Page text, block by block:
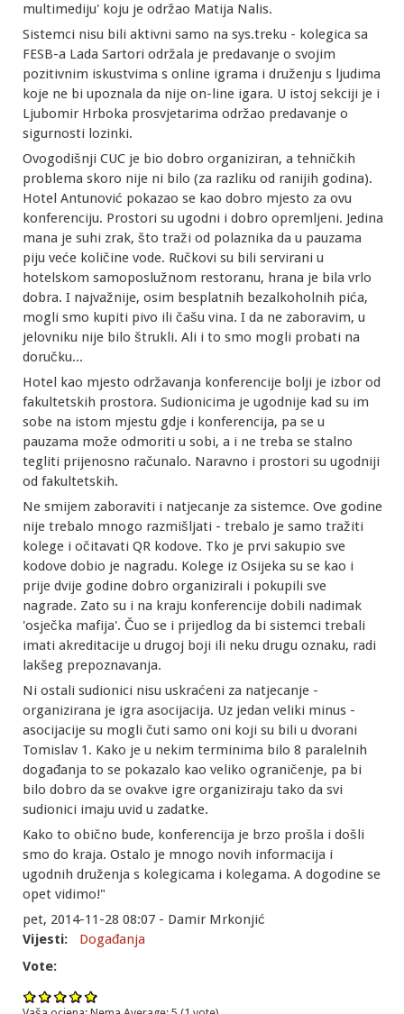
multimediju' koju je održao Matija Nalis.
Sistemci nisu bili aktivni samo na sys.treku - kolegica sa
FESB-a Lada Sartori održala je predavanje o svojim
pozitivnim iskustvima s online igrama i druženju s ljudima
koje ne bi upoznala da nije on-line igara. U istoj sekciji je i
Ljubomir Hrboka prosvjetarima održao predavanje o
sigurnosti lozinki.
Ovogodišnji CUC je bio dobro organiziran, a tehničkih
problema skoro nije ni bilo (za razliku od ranijih godina).
Hotel Antunović pokazao se kao dobro mjesto za ovu
konferenciju. Prostori su ugodni i dobro opremljeni. Jedina
mana je suhi zrak, što traži od polaznika da u pauzama
piju veće količine vode. Ručkovi su bili servirani u
hotelskom samoposlužnom restoranu, hrana je bila vrlo
dobra. I najvažnije, osim besplatnih bezalkoholnih pića,
mogli smo kupiti pivo ili čašu vina. I da ne zaboravim, u
jelovniku nije bilo štrukli. Ali i to smo mogli probati na
doručku...
Hotel kao mjesto održavanja konferencije bolji je izbor od
fakultetskih prostora. Sudionicima je ugodnije kad su im
sobe na istom mjestu gdje i konferencija, pa se u
pauzama može odmoriti u sobi, a i ne treba se stalno
tegliti prijenosno računalo. Naravno i prostori su ugodniji
od fakultetskih.
Ne smijem zaboraviti i natjecanje za sistemce. Ove godine
nije trebalo mnogo razmišljati - trebalo je samo tražiti
kolege i očitavati QR kodove. Tko je prvi sakupio sve
kodove dobio je nagradu. Kolege iz Osijeka su se kao i
prije dvije godine dobro organizirali i pokupili sve
nagrade. Zato su i na kraju konferencije dobili nadimak
'osječka mafija'. Čuo se i prijedlog da bi sistemci trebali
imati akreditacije u drugoj boji ili neku drugu oznaku, radi
lakšeg prepoznavanja.
Ni ostali sudionici nisu uskraćeni za natjecanje -
organizirana je igra asocijacija. Uz jedan veliki minus -
asocijacije su mogli čuti samo oni koji su bili u dvorani
Tomislav 1. Kako je u nekim terminima bilo 8 paralelnih
događanja to se pokazalo kao veliko ograničenje, pa bi
bilo dobro da se ovakve igre organiziraju tako da svi
sudionici imaju uvid u zadatke.
Kako to obično bude, konferencija je brzo prošla i došli
smo do kraja. Ostalo je mnogo novih informacija i
ugodnih druženja s kolegicama i kolegama. A dogodine se
opet vidimo!"
pet, 2014-11-28 08:07 - Damir Mrkonjić
Vijesti:
Događanja
Vote: